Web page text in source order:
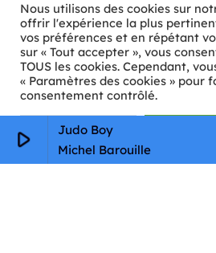
play_arrow
Judo Boy
Michel Barouille
ℹ️ INFOS PRATIQUES
✉️Contact
🦊Qui sommes-nous ?
📄
Mentions légales
Nous utilisons des cookies sur
offrir l'expérience la plus
vos préférences et en répétant
sur « Tout accepter », vous
TOUS les cookies. Cependant,
« Paramètres des cookies » pour
consentement contrôlé.
Paramètres Cookie